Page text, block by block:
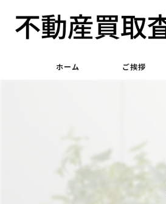
ホーム ご挨拶